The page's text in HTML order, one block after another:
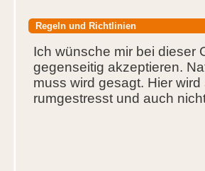
Regeln und Richtlinien
Ich wünsche mir bei dieser
gegenseitig akzeptieren.
muss wird gesagt. Hier
rumgestresst und auch